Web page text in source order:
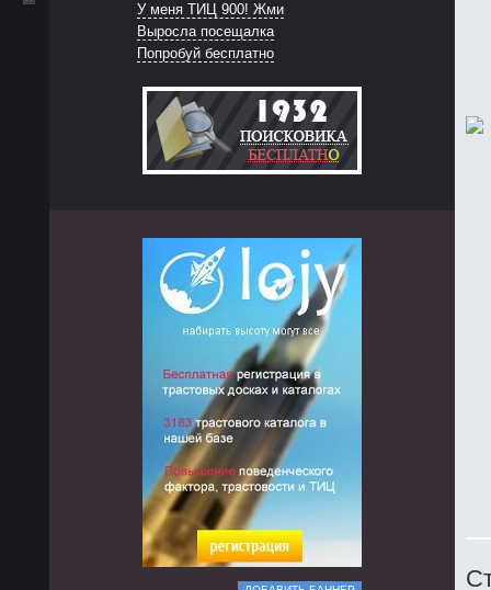
У меня ТИЦ 900! Жми
Выросла посещалка
Попробуй бесплатно